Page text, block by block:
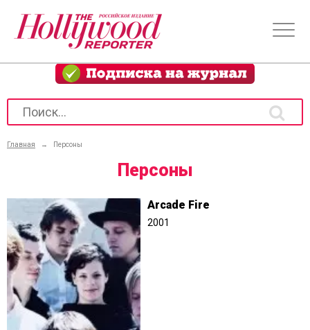
Главная → Персоны
Персоны
Arcade Fire
2001